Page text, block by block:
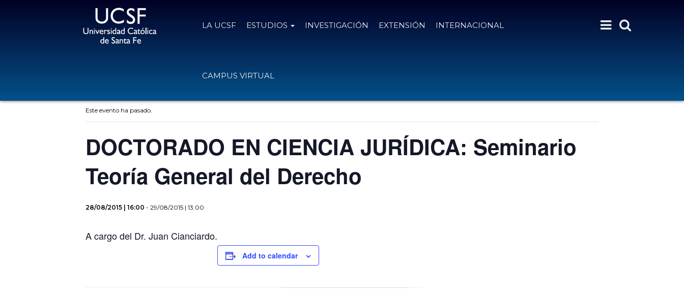
LA UCSF ESTUDIOS INVESTIGACIÓN EXTENSIÓN INTERNACIONAL
CAMPUS VIRTUAL
Este evento ha pasado.
DOCTORADO EN CIENCIA JURÍDICA: Seminario
Teoría General del Derecho
28/08/2015 | 16:00 - 29/08/2015 | 13:00
A cargo del Dr. Juan Cianciardo.
Add to calendar